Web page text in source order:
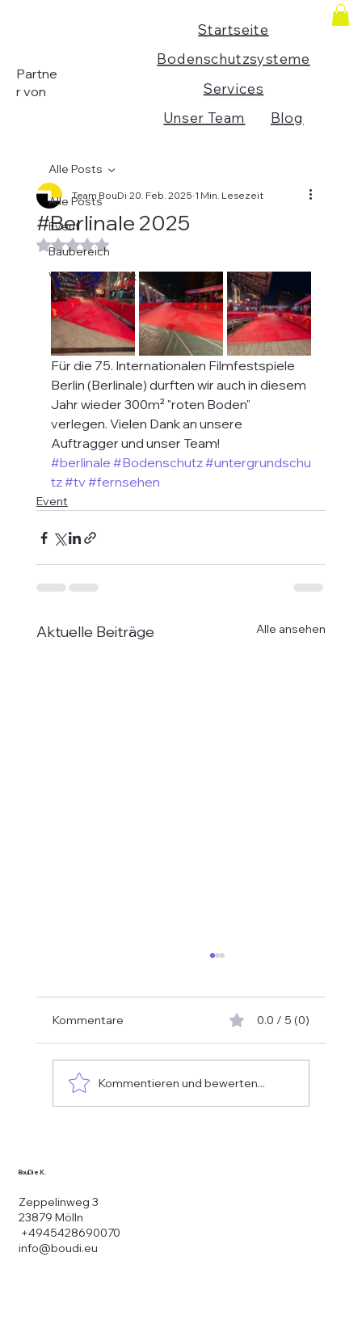
Partne
r von
Startseite
Bodenschutzsysteme
Services
Unser Team
Blog
Alle Posts
Event
Baubereich
Verkehrstechnik
Alle Posts
#Berlinale 2025
Team BouDi 20. Feb. 2025 1 Min. Lesezeit
Mit NaN von 5 Sternen bewertet.
Für die 75. Internationalen Filmfestspiele
Berlin (Berlinale) durften wir auch in diesem
Jahr wieder 300m² "roten Boden"
verlegen. Vielen Dank an unsere
Auftragger und unser Team!
#berlinale #Bodenschutz#untergrundschu
tz#tv #fernsehen
Event
Aktuelle Beiträge Alle ansehen
CHIO Aachen 2025
Kommentare 0.0 / 5 (0)
Kommentieren und bewerten...
BouDi e.K.
Zeppelinweg 3
23879 Mölln
+4945428690070
info@boudi.eu